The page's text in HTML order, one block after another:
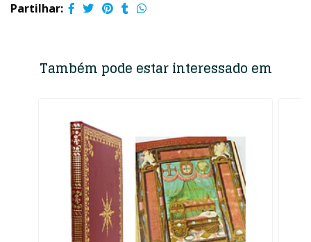
Partilhar:
Também pode estar interessado em